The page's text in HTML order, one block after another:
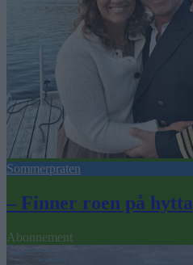
Sommerpraten
– Finner roen på hytta
Abonnement